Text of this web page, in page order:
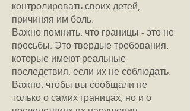
контролировать своих детей,
причиняя им боль.
Важно помнить, что границы - это не
просьбы. Это твердые требования,
которые имеют реальные
последствия, если их не соблюдать.
Важно, чтобы вы сообщали не
только о самих границах, но и о